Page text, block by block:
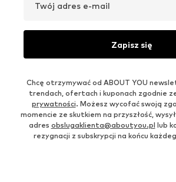
Twój adres e-mail
Zapisz się
Chcę otrzymywać od ABOUT YOU
trendach, ofertach i kuponach zgodnie
prywatności. Możesz wycofać swoją
momencie ze skutkiem na przyszłość,
adres obslugaklienta@aboutyou.pl lub
rezygnacji z subskrypcji na końcu